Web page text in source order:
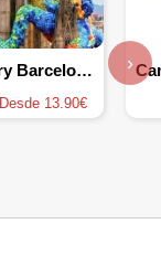
Balloon Story Barcelona
Desde 13.90€
›